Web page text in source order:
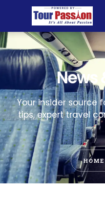
News
Your insider source
tips, expert travel
HOME